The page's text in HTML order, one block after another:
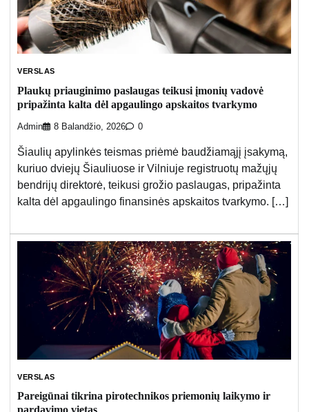
VERSLAS
Plaukų priauginimo paslaugas teikusi įmonių vadovė
pripažinta kalta dėl apgaulingo apskaitos tvarkymo
Admin 8 Balandžio, 2026 0
Šiaulių apylinkės teismas priėmė baudžiamąjį įsakymą,
kuriuo dviejų Šiauliuose ir Vilniuje registruotų mažųjų
bendrijų direktorė, teikusi grožio paslaugas, pripažinta
kalta dėl apgaulingo finansinės apskaitos tvarkymo. […]
VERSLAS
Pareigūnai tikrina pirotechnikos priemonių laikymo ir